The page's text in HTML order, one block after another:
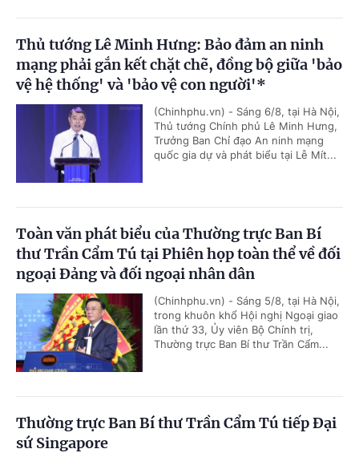
Thủ tướng Lê Minh Hưng: Bảo đảm an ninh
mạng phải gắn kết chặt chẽ, đồng bộ giữa 'bảo
vệ hệ thống' và 'bảo vệ con người'*
(Chinhphu.vn) - Sáng 6/8, tại Hà Nội,
Thủ tướng Chính phủ Lê Minh Hưng,
Trưởng Ban Chỉ đạo An ninh mạng
quốc gia dự và phát biểu tại Lễ Mít...
Toàn văn phát biểu của Thường trực Ban Bí
thư Trần Cẩm Tú tại Phiên họp toàn thể về đối
ngoại Đảng và đối ngoại nhân dân
(Chinhphu.vn) - Sáng 5/8, tại Hà Nội,
trong khuôn khổ Hội nghị Ngoại giao
lần thứ 33, Ủy viên Bộ Chính trị,
Thường trực Ban Bí thư Trần Cẩm...
Thường trực Ban Bí thư Trần Cẩm Tú tiếp Đại
sứ Singapore